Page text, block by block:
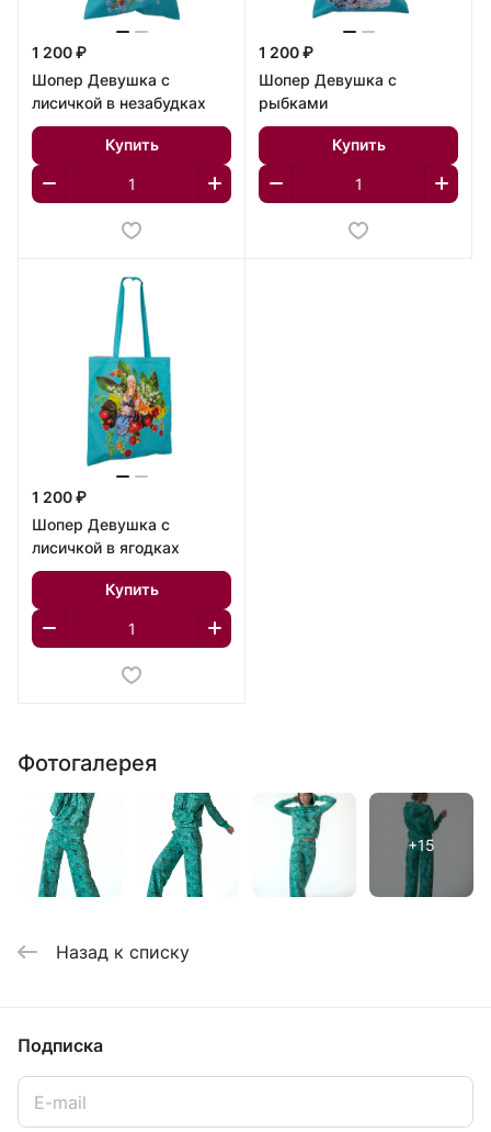
1 200 ₽
Шопер Девушка с
лисичкой в незабудках
Купить
1 200 ₽
Шопер Девушка с
рыбками
Купить
1 200 ₽
Шопер Девушка с
лисичкой в ягодках
Купить
Фотогалерея
Назад к списку
Подписка